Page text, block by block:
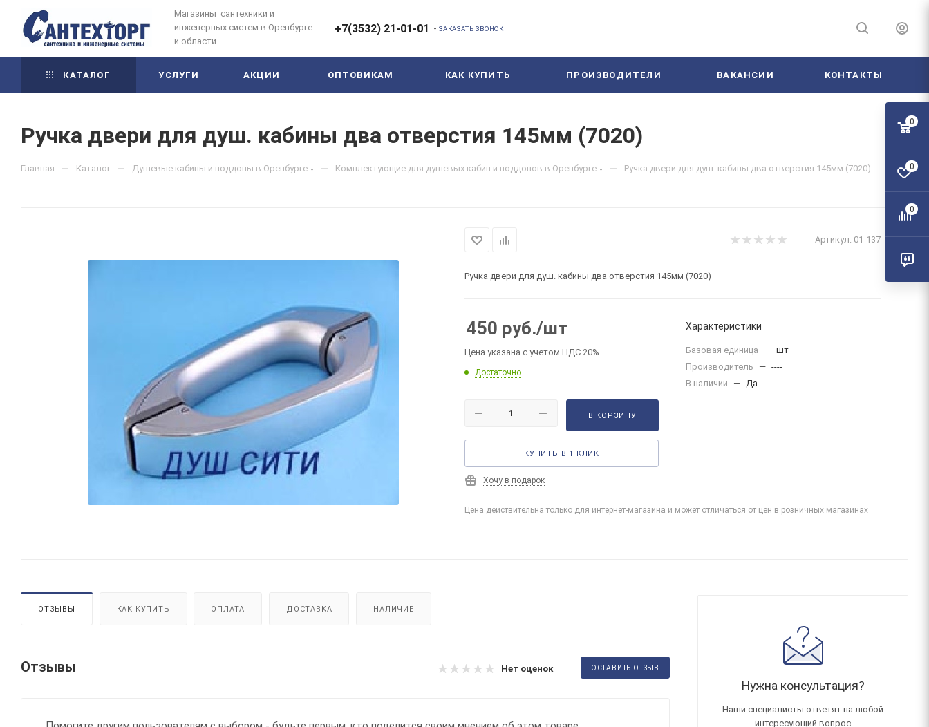
Магазины сантехники и
инженерных систем в Оренбурге
и области
+7(3532) 21-01-01 ЗАКАЗАТЬ ЗВОНОК
КАТАЛОГ УСЛУГИ АКЦИИ ОПТОВИКАМ КАК КУПИТЬ ПРОИЗВОДИТЕЛИ ВАКАНСИИ КОНТАКТЫ
Ручка двери для душ. кабины два отверстия 145мм (7020)
Главная — Каталог — Душевые кабины и поддоны в Оренбурге — Комплектующие для душевых кабин и поддонов в Оренбурге — Ручка двери для душ. кабины два отверстия 145мм (7020)
Артикул: 01-137
Ручка двери для душ. кабины два отверстия 145мм (7020)
450 руб./шт
Цена указана с учетом НДС 20%
Достаточно
В КОРЗИНУ
КУПИТЬ В 1 КЛИК
Хочу в подарок
Характеристики
Базовая единица — шт
Производитель
— ----
В наличии
— Да
Цена действительна только для интернет-магазина и может отличаться от цен в розничных магазинах
ОТЗЫВЫ КАК КУПИТЬ ОПЛАТА ДОСТАВКА НАЛИЧИЕ
Отзывы Нет оценок ОСТАВИТЬ ОТЗЫВ
Нужна консультация?
Наши специалисты ответят на любой
интересующий вопрос
0
0
0